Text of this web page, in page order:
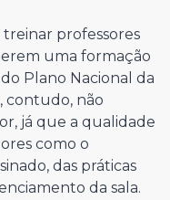
professores
uma formação
Plano Nacional da
contudo, não
já que a qualidade
como o
das práticas
da sala.